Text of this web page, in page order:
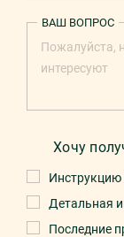
Хочу
Инструкцию
Детальная
Последние
ВАШ ВОПРОС